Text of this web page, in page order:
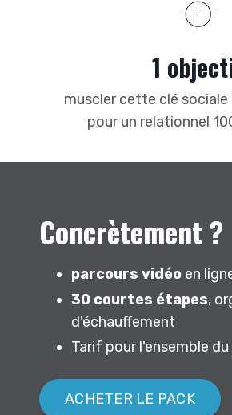
1
muscler cette clé
pour un relationnel
Concrètement ?
parcours vidéo en
30 courtes étapes,
d'échauffement
Tarif pour l'ensemble du
ACHETER LE PACK